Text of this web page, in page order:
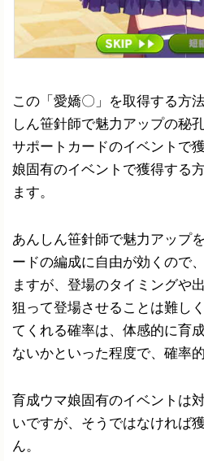
この「愛嬌〇」を取得する方
しん笹針師で魅力アップの秘
サポートカードのイベントで
娘固有のイベントで獲得する
ます。
あんしん笹針師で魅力アップ
ードの編成に自由が効くので
ますが、登場のタイミングや
狙って登場させることは難し
てくれる確率は、体感的に育
ないかといった程度で、確率
育成ウマ娘固有のイベントは
いですが、そうではなければ
ん。